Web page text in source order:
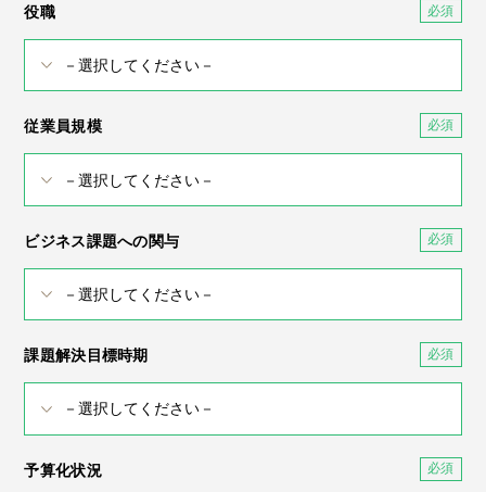
役職
従業員規模
ビジネス課題への関与
課題解決目標時期
予算化状況